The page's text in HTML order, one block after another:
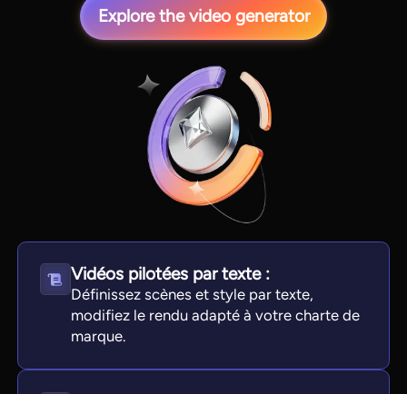
View all tools
Explore the video generator
Vidéos pilotées par texte :
Définissez scènes et style par texte,
modifiez le rendu adapté à votre charte de
marque.